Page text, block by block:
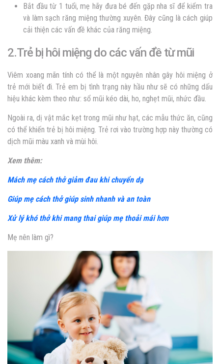
Bắt đầu từ 1 tuổi, mẹ hãy đưa bé đến gặp nha sĩ để kiểm tra
và làm sạch răng miệng thường xuyên. Đây cũng là cách giúp
cải thiện các vấn đề khác của răng miệng.
2.Trẻ bị hôi miệng do các vấn đề từ mũi
Viêm xoang mãn tính có thể là một nguyên nhân gây hôi miệng ở
trẻ mới biết đi. Trẻ em bị tình trạng này hầu như sẽ có những dấu
hiệu khác kèm theo như: sổ mũi kéo dài, ho, nghẹt mũi, nhức đầu.
Ngoài ra, dị vật mắc kẹt trong mũi như hạt, các mẫu thức ăn, cũng
có thể khiến trẻ bị hôi miệng. Trẻ rơi vào trường hợp này thường có
dịch mũi màu xanh và mùi hôi.
Xem thêm:
Mách mẹ cách thở giảm đau khi chuyển dạ
Giúp mẹ cách thở giúp sinh nhanh và an toàn
Xử lý khó thở khi mang thai giúp mẹ thoải mái hơn
Mẹ nên làm gì?